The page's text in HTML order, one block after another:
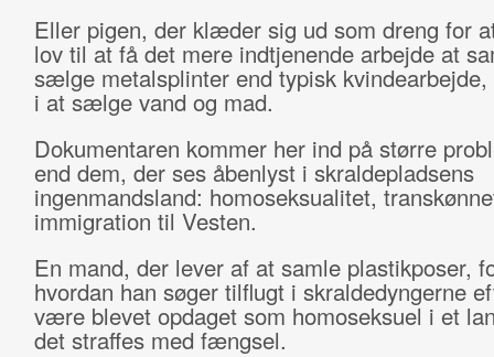
Eller pigen, der klæder sig ud som dreng for
lov til at få det mere indtjenende arbejde at
sælge metalsplinter end typisk kvindearbejde,
i at sælge vand og mad.
Dokumentaren kommer her ind på større
end dem, der ses åbenlyst i skraldepladsens
ingenmandsland: homoseksualitet,
immigration til Vesten.
En mand, der lever af at samle plastikposer,
hvordan han søger tilflugt i skraldedyngerne
være blevet opdaget som homoseksuel i et
det straffes med fængsel.